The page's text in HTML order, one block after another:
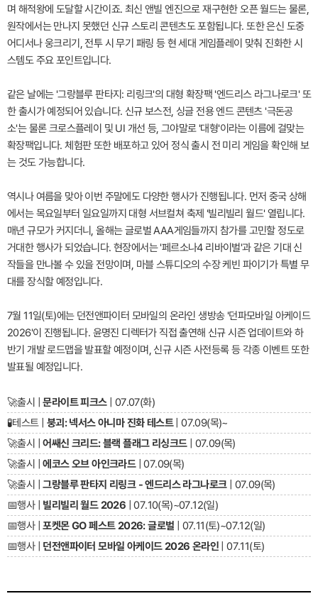
며 해적왕에 도달할 시간이죠. 최신 앤빌 엔진으로 재구현한 오픈 월드는 물론,
원작에서는 만나지 못했던 신규 스토리 콘텐츠도 포함됩니다. 또한 은신 도중
어디서나 웅크리기, 전투 시 무기 패링 등 현 세대 게임플레이 맞춰 진화한 시
스템도 주요 포인트입니다.
같은 날에는 '그랑블루 판타지: 리링크'의 대형 확장팩 '엔드리스 라그나로크' 또
한 출시가 예정되어 있습니다. 신규 보스전, 싱글 전용 엔드 콘텐츠 '극돈공
소'는 물론 크로스플레이 및 UI 개선 등, 그야말로 '대형'이라는 이름에 걸맞는
확장팩입니다. 체험판 또한 배포하고 있어 정식 출시 전 미리 게임을 확인해 보
는 것도 가능합니다.
역시나 여름을 맞아 이번 주말에도 다양한 행사가 진행됩니다. 먼저 중국 상해
에서는 목요일부터 일요일까지 대형 서브컬쳐 축제 '빌리빌리 월드' 열립니다.
매년 규모가 커지더니, 올해는 글로벌 AAA게임들까지 참가를 고민할 정도로
거대한 행사가 되었습니다. 현장에서는 '페르소나4 리바이벌'과 같은 기대 신
작들을 만나볼 수 있을 전망이며, 마블 스튜디오의 수장 케빈 파이기가 특별 무
대를 장식할 예정입니다.
7월 11일(토)에는 던전앤파이터 모바일의 온라인 생방송 '던파모바일 아케이드
2026'이 진행됩니다. 윤명진 디렉터가 직접 출연해 신규 시즌 업데이트와 하
반기 개발 로드맵을 발표할 예정이며, 신규 시즌 사전등록 등 각종 이벤트 또한
발표될 예정입니다.
🚀출시 |문라이트 피크스| 07.07(화)
🧪테스트 | 붕괴: 넥서스 아니마 진화 테스트| 07.09(목)~
🚀출시 |어쌔신 크리드: 블랙 플래그 리싱크드| 07.09(목)
🚀출시 |에코스 오브 아인크라드| 07.09(목)
🚀출시 |그랑블루 판타지 리링크 - 엔드리스 라그나로크| 07.09(목)
📅행사 | 빌리빌리 월드 2026 | 07.10(목)~07.12(일)
📅행사 |포켓몬 GO 페스트 2026: 글로벌 | 07.11(토)~07.12(일)
📅행사 | 던전앤파이터 모바일 아케이드 2026 온라인 | 07.11(토)